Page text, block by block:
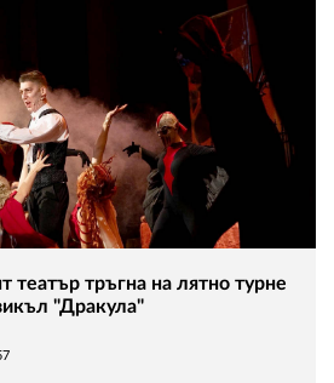
театър тръгна на лятно турне
"Дракула"